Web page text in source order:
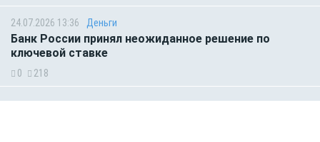
24.07.2026 13:36 Деньги
Банк России принял неожиданное решение по
ключевой ставке
0 218